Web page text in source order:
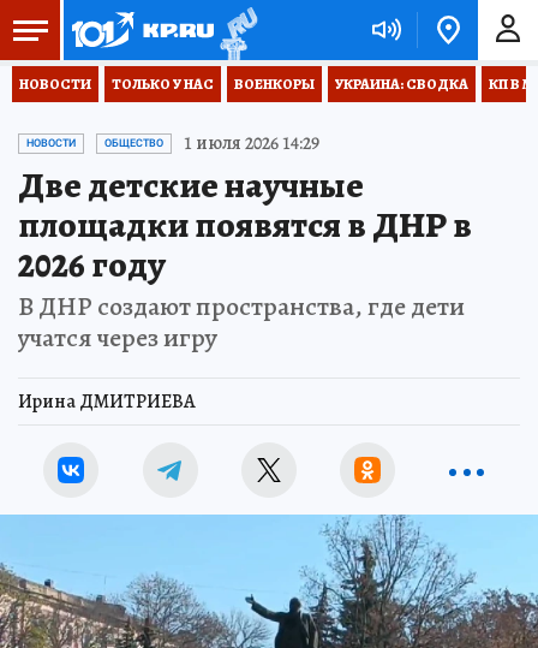
НОВОСТИ ТОЛЬКО У НАС ВОЕНКОРЫ УКРАИНА: СВОДКА КП В
НОВОСТИ ОБЩЕСТВО 1 июля 2026 14:29
Две детские научные
площадки появятся в ДНР в
2026 году
В ДНР создают пространства, где дети
учатся через игру
Ирина ДМИТРИЕВА